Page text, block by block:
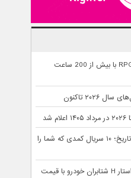
6 تا از بهترین بازی‌های RPG با بیش از 200 ساعت
خنده‌دارترین سریال‌های تاریخ؛ ۱۰ سریال کمدی که شما را
فروش پیکاپ مکسوس استار H شتابران خودرو با قیمت